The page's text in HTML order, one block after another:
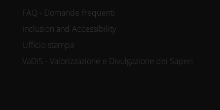
FAQ - Domande frequenti
Inclusion and Accessibility
Ufficio stampa
VaDiS - Valorizzazione e Divulgazione dei Saperi